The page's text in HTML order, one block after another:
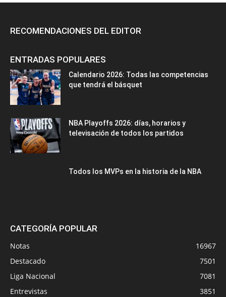
RECOMENDACIONES DEL EDITOR
ENTRADAS POPULARES
Calendario 2026: Todas las competencias
que tendrá el básquet
NBA Playoffs 2026: días, horarios y
televisación de todos los partidos
Todos los MVPs en la historia de la NBA
CATEGORÍA POPULAR
Notas
16967
Destacado
7501
Liga Nacional
7081
Entrevistas
3851